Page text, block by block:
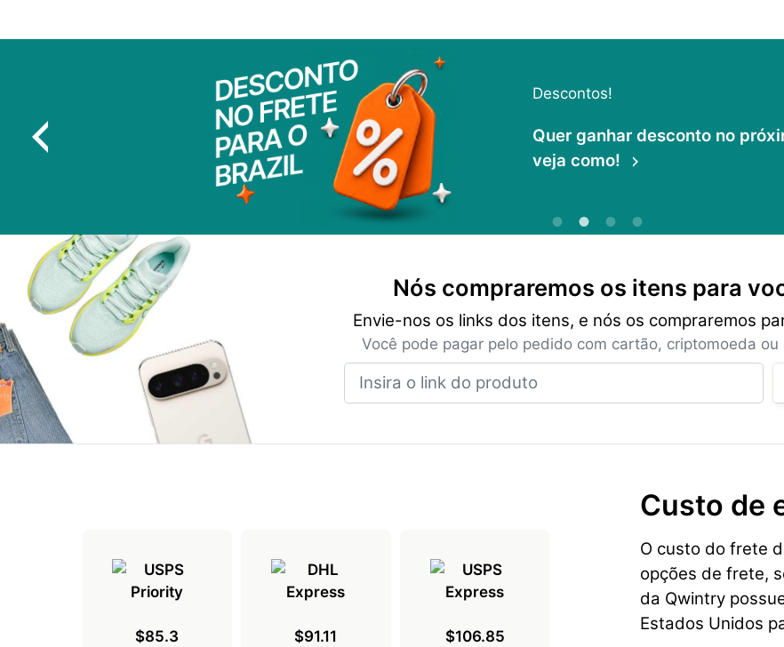
Descontos!
Quer ganhar desconto no
veja como!
Nós compraremos os itens para
Envie-nos os links dos itens, e nós os compraremos
Você pode pagar pelo pedido com cartão, criptomoeda ou
Custo de
O custo do frete
opções de frete,
da Qwintry
Estados Unidos
$85.3 $91.11 $106.85